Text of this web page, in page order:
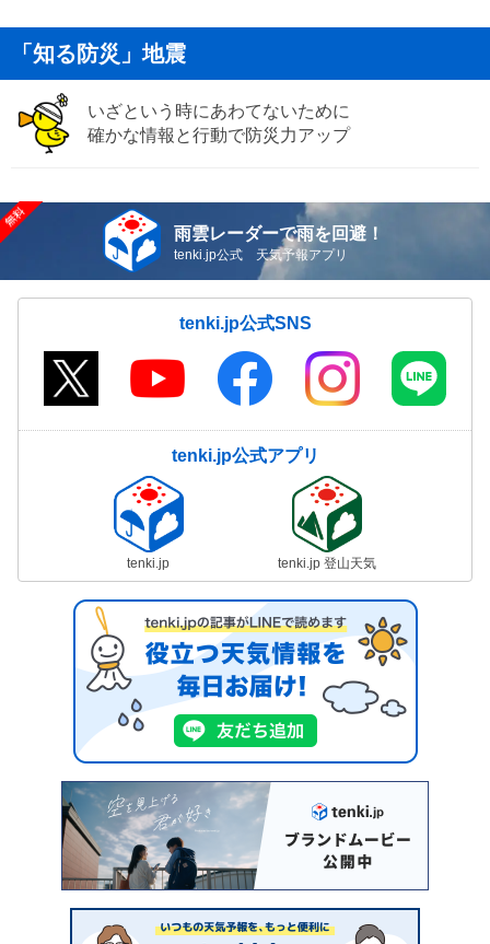
「知る防災」地震
いざという時にあわてないために
確かな情報と行動で防災力アップ
雨雲レーダーで雨を回避！
tenki.jp公式 天気予報アプリ
tenki.jp公式SNS
tenki.jp公式アプリ
tenki.jp tenki.jp 登山天気